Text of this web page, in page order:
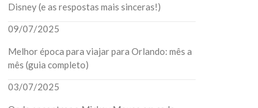
Disney (e as respostas mais sinceras!)
09/07/2025
Melhor época para viajar para Orlando: mês a
mês (guia completo)
03/07/2025